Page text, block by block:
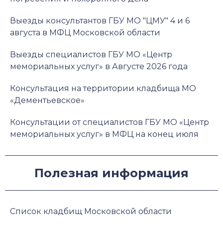
Выезды консультантов ГБУ МО "ЦМУ" 4 и 6
августа в МФЦ Московской области
Выезды специалистов ГБУ МО «Центр
мемориальных услуг» в Августе 2026 года
Консультация на территории кладбища МО
«Дементьевское»
Консультации от специалистов ГБУ МО «Центр
мемориальных услуг» в МФЦ на конец июля
Полезная информация
Список кладбищ Московской области